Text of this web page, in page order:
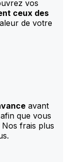
vos
ceux des
de votre
avant
que vous
frais plus